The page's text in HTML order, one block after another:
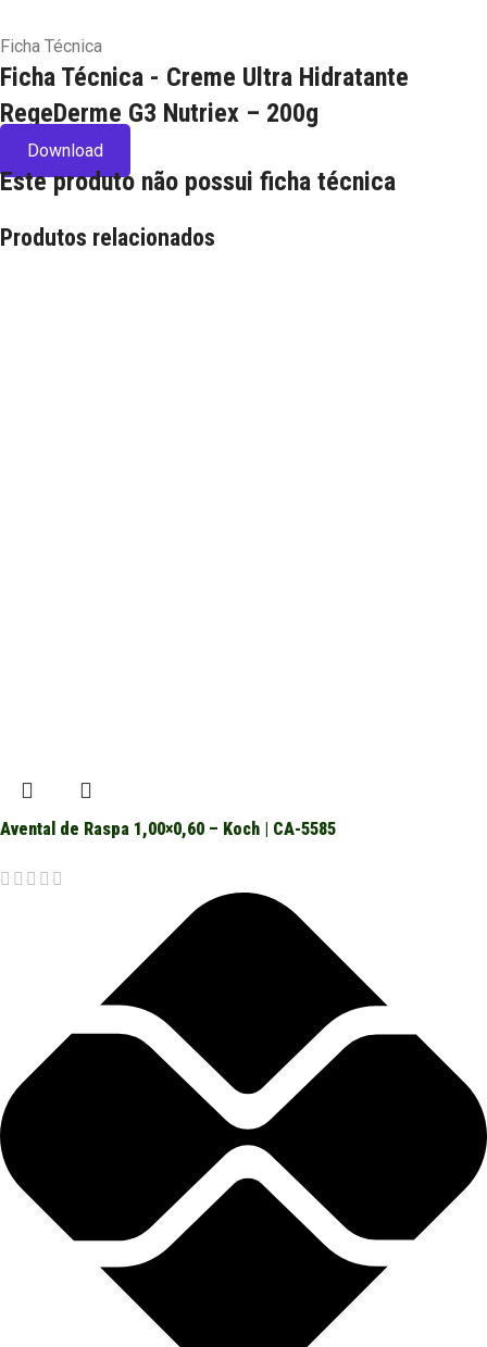
Ficha Técnica
Ficha Técnica - Creme Ultra Hidratante
RegeDerme G3 Nutriex – 200g
Download
Este produto não possui ficha técnica
Produtos relacionados
Avental de Raspa 1,00×0,60 – Koch | CA-5585